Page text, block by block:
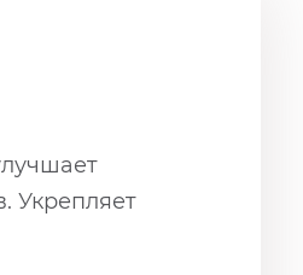
Укрепляет